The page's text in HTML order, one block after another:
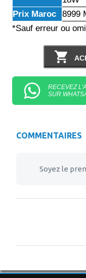
Prix Maroc
8999
*Sauf erreur ou
RECEVEZ
SUR
COMMENTAIRES
Soyez le